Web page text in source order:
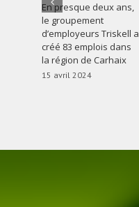
En presque deux ans,
le groupement
d’employeurs Triskell a
créé 83 emplois dans
la région de Carhaix
15 avril 2024